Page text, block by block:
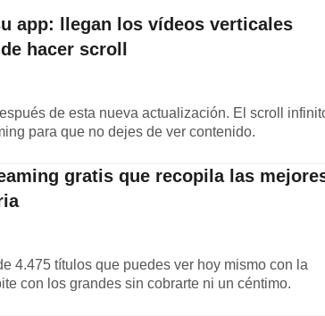
app: llegan los vídeos verticales
hacer scroll
de esta nueva actualización. El scroll
para que no dejes de ver contenido.
gratis que recopila las
4.475 títulos que puedes ver hoy mismo con la
con los grandes sin cobrarte ni un céntimo.